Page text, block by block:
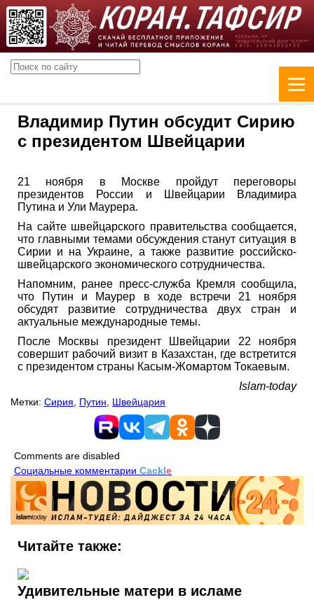
Владимир Путин обсудит Сирию
с президентом Швейцарии
21 ноября в Москве пройдут переговоры
президентов России и Швейцарии Владимира
Путина и Ули Маурера.
На сайте швейцарского правительства сообщается,
что главными темами обсуждения станут ситуация в
Сирии и на Украине, а также развитие российско-
швейцарского экономического сотрудничества.
Напомним, ранее пресс-служба Кремля сообщила,
что Путин и Маурер в ходе встречи 21 ноября
обсудят развитие сотрудничества двух стран и
актуальные международные темы.
После Москвы президент Швейцарии 22 ноября
совершит рабочий визит в Казахстан, где встретится
с президентом страны Касым-Жомартом Токаевым.
Islam-today
Метки: Сирия Путин Швейцария
Comments are disabled
Социальные комментарии Cackle
Читайте также:
Удивительные матери в исламе